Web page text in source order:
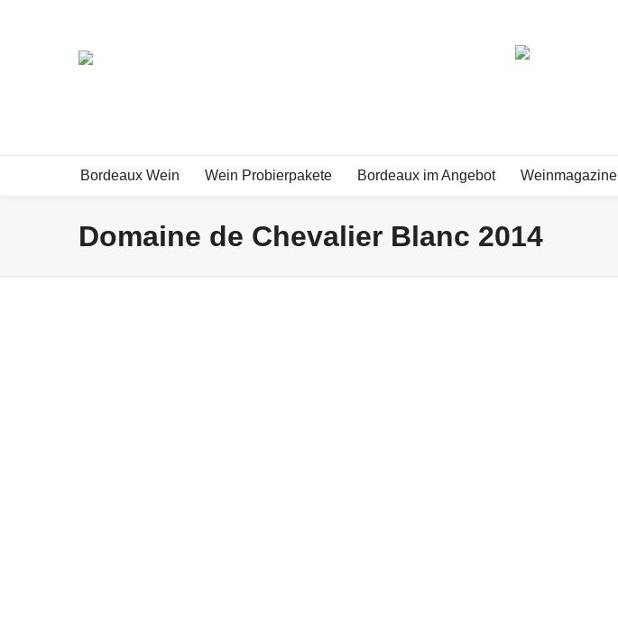
Bordeaux Wein Wein Probierpakete Bordeaux im Angebot Weinmagazine
Domaine de Chevalier Blanc 2014